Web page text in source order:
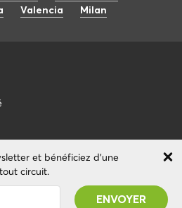
et bénéficiez d'une
circuit.
avec succès ! Vous
promotionnel après avoir
Valencia
Milan
+34 675 176 220